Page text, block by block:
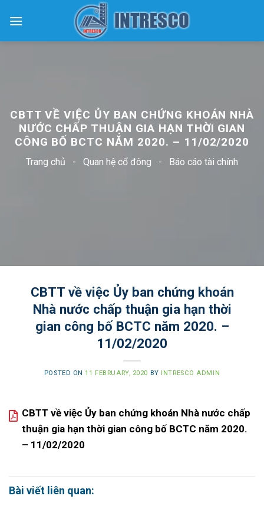
CBTT VỀ VIỆC ỦY BAN CHỨNG KHOÁN NHÀ
NƯỚC CHẤP THUẬN GIA HẠN THỜI GIAN
CÔNG BỐ BCTC NĂM 2020. – 11/02/2020
Trang chủ - Quan hệ cổ đông - Báo cáo tài chính
CBTT về việc Ủy ban chứng khoán
Nhà nước chấp thuận gia hạn thời
gian công bố BCTC năm 2020. –
11/02/2020
POSTED ON 11 FEBRUARY, 2020 BY INTRESCO ADMIN
CBTT về việc Ủy ban chứng khoán Nhà nước chấp
thuận gia hạn thời gian công bố BCTC năm 2020.
– 11/02/2020
Bài viết liên quan: